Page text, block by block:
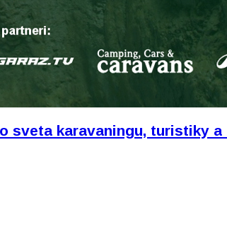
sveta karavaningu, turistiky